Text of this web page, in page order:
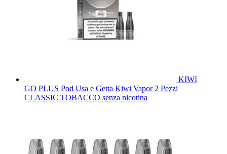
KIWI
GO PLUS Pod Usa e Getta Kiwi Vapor 2 Pezzi
CLASSIC TOBACCO senza nicotina